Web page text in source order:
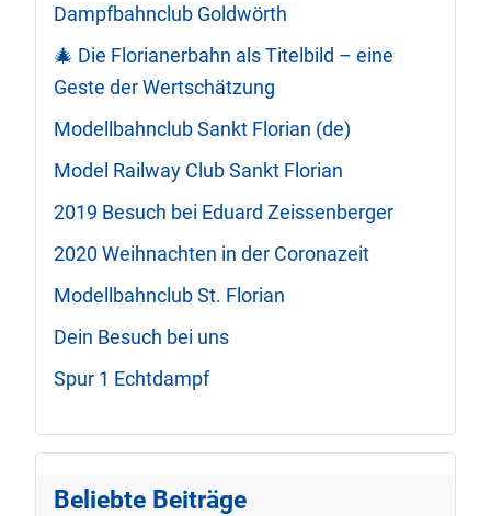
Dampfbahnclub Goldwörth
🎄 Die Florianerbahn als Titelbild – eine
Geste der Wertschätzung
Modellbahnclub Sankt Florian (de)
Model Railway Club Sankt Florian
2019 Besuch bei Eduard Zeissenberger
2020 Weihnachten in der Coronazeit
Modellbahnclub St. Florian
Dein Besuch bei uns
Spur 1 Echtdampf
Beliebte Beiträge